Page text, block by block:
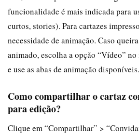
funcionalidade é mais indicada para
curtos, stories). Para cartazes
necessidade de animação. Caso
animado, escolha a opção “Vídeo”
e use as abas de animação disponíveis.
Como compartilhar o cartaz
para edição?
Clique em “Compartilhar” >